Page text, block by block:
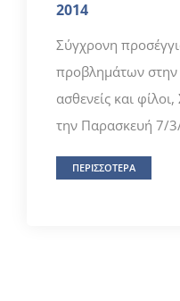
2014
Σύγχρονη
προβλημάτων στην
ασθενείς και
την Παρασκευή 7/
ΠΕΡΙΣΣΟΤΕΡΑ